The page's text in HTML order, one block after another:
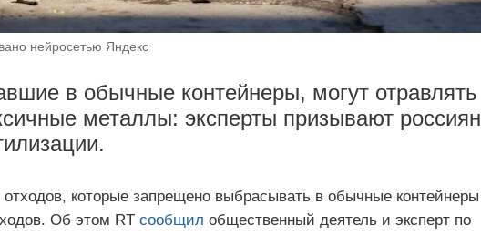
нейросетью Яндекс
в обычные контейнеры, могут отравлять
металлы: эксперты призывают россиян
которые запрещено выбрасывать в обычные контейнеры
Об этом RT сообщил общественный деятель и эксперт по